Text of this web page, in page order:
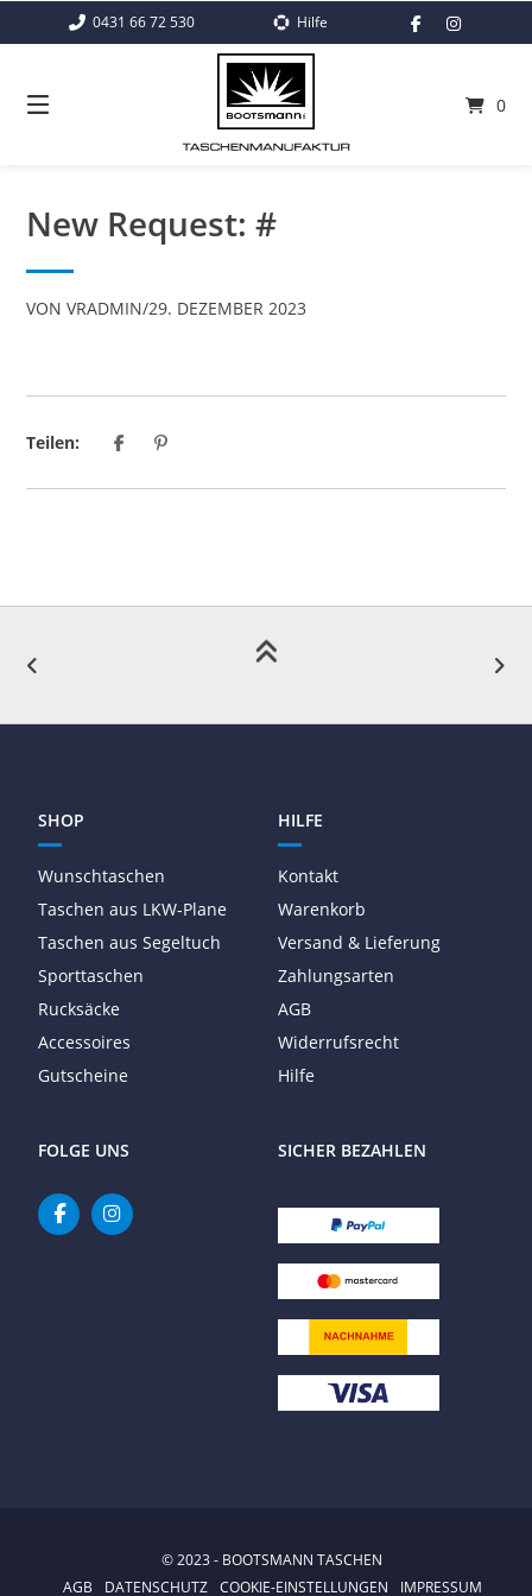
0431 66 72 530 Hilfe
0
New Request: #
VONVRADMIN/29. DEZEMBER 2023
Teilen:
SHOP
Wunschtaschen
Taschen aus LKW-Plane
Taschen aus Segeltuch
Sporttaschen
Rucksäcke
Accessoires
Gutscheine
HILFE
Kontakt
Warenkorb
Versand & Lieferung
Zahlungsarten
AGB
Widerrufsrecht
Hilfe
FOLGE UNS SICHER BEZAHLEN
© 2023 - BOOTSMANN TASCHEN
AGB
DATENSCHUTZ COOKIE-EINSTELLUNGEN IMPRESSUM